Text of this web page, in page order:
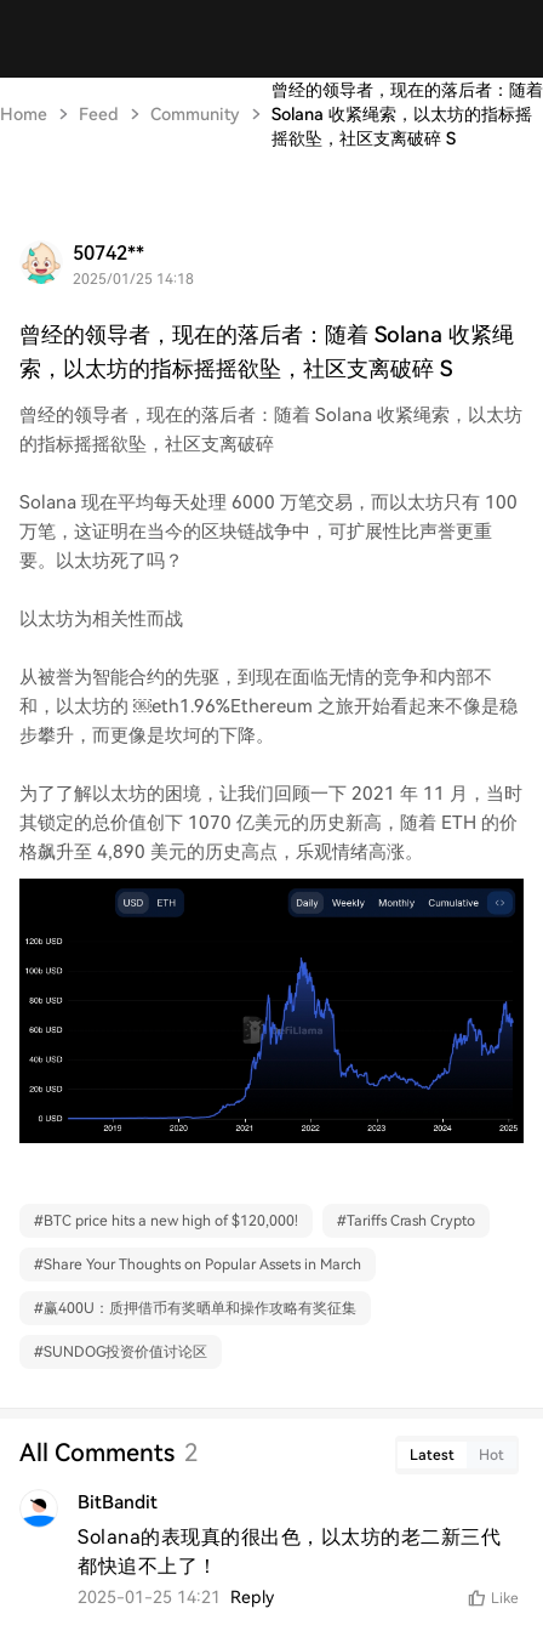
Home Feed Community
曾经的领导者，现在的落后者：随着
Solana 收紧绳索，以太坊的指标摇
摇欲坠，社区支离破碎 S
50742**
2025/01/25 14:18
曾经的领导者，现在的落后者：随着 Solana 收紧绳
索，以太坊的指标摇摇欲坠，社区支离破碎 S
曾经的领导者，现在的落后者：随着 Solana 收紧绳索，以太坊
的指标摇摇欲坠，社区支离破碎
Solana 现在平均每天处理 6000 万笔交易，而以太坊只有 100
万笔，这证明在当今的区块链战争中，可扩展性比声誉更重
要。以太坊死了吗？
以太坊为相关性而战
从被誉为智能合约的先驱，到现在面临无情的竞争和内部不
和，以太坊的 ￼eth1.96%Ethereum 之旅开始看起来不像是稳
步攀升，而更像是坎坷的下降。
为了了解以太坊的困境，让我们回顾一下 2021 年 11 月，当时
其锁定的总价值创下 1070 亿美元的历史新高，随着 ETH 的价
格飙升至 4,890 美元的历史高点，乐观情绪高涨。
#BTC price hits a new high of $120,000! #Tariffs Crash Crypto
#Share Your Thoughts on Popular Assets in March
#赢400U：质押借币有奖晒单和操作攻略有奖征集
#SUNDOG投资价值讨论区
All Comments 2 Latest Hot
BitBandit
Solana的表现真的很出色，以太坊的老二新三代
都快追不上了！
2025-01-25 14:21 Reply Like